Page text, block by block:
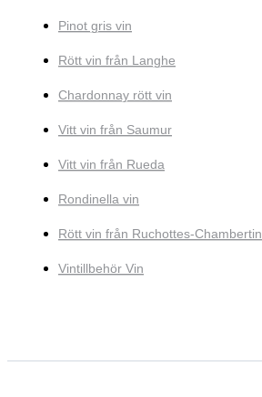
Pinot gris vin
Rött vin från Langhe
Chardonnay rött vin
Vitt vin från Saumur
Vitt vin från Rueda
Rondinella vin
Rött vin från Ruchottes-Chambertin
Vintillbehör Vin